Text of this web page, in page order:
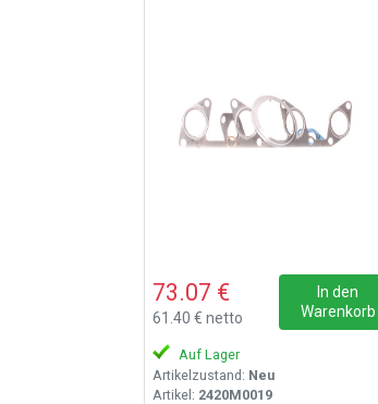
73.07 €
61.40 € netto
In den
Warenkorb
Auf Lager
Artikelzustand: Neu
Artikel: 2420M0019